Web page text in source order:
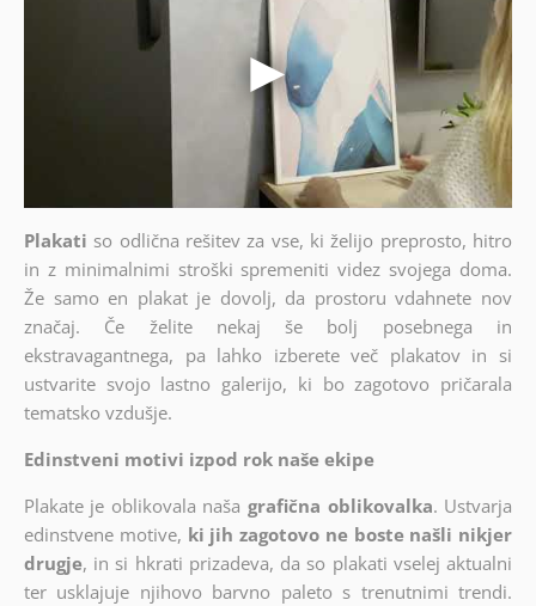
Plakati so odlična rešitev za vse, ki želijo preprosto, hitro
in z minimalnimi stroški spremeniti videz svojega doma.
Že samo en plakat je dovolj, da prostoru vdahnete nov
značaj. Če želite nekaj še bolj posebnega in
ekstravagantnega, pa lahko izberete več plakatov in si
ustvarite svojo lastno galerijo, ki bo zagotovo pričarala
tematsko vzdušje.
Edinstveni motivi izpod rok naše ekipe
Plakate je oblikovala naša grafična oblikovalka. Ustvarja
edinstvene motive, ki jih zagotovo ne boste našli nikjer
drugje, in si hkrati prizadeva, da so plakati vselej aktualni
ter usklajuje njihovo barvno paleto s trenutnimi trendi.